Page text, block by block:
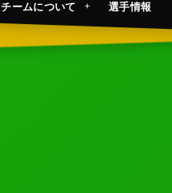
チームについて 選手情報